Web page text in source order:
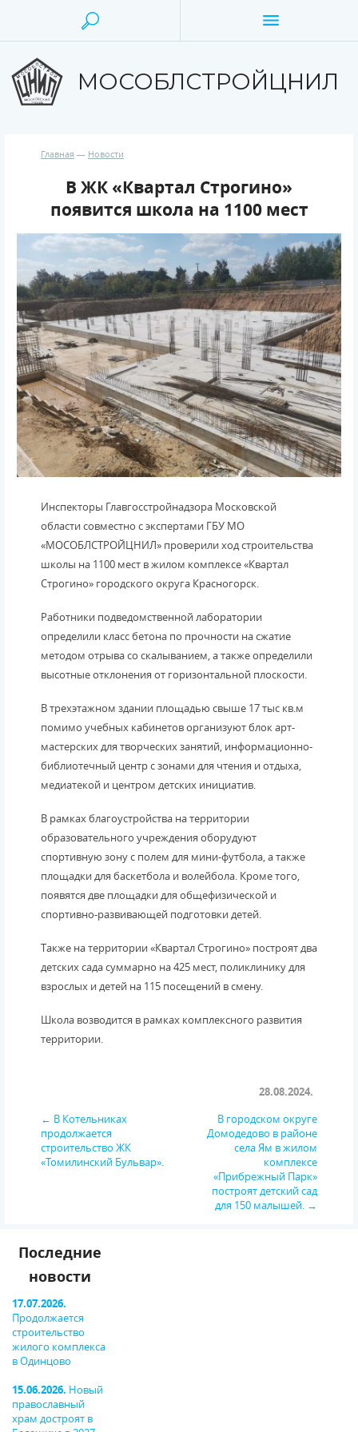
МОСОБЛСТРОЙЦНИЛ
Главная Новости
В ЖК «Квартал Строгино»
появится школа на 1100 мест
Инспекторы Главгосстройнадзора Московской
области совместно с экспертами ГБУ МО
«МОСОБЛСТРОЙЦНИЛ» проверили ход строительства
школы на 1100 мест в жилом комплексе «Квартал
Строгино» городского округа Красногорск.
Работники подведомственной лаборатории
определили класс бетона по прочности на сжатие
методом отрыва со скалыванием, а также определили
высотные отклонения от горизонтальной плоскости.
В трехэтажном здании площадью свыше 17 тыс кв.м
помимо учебных кабинетов организуют блок арт-
мастерских для творческих занятий, информационно-
библиотечный центр с зонами для чтения и отдыха,
медиатекой и центром детских инициатив.
В рамках благоустройства на территории
образовательного учреждения оборудуют
спортивную зону с полем для мини-футбола, а также
площадки для баскетбола и волейбола. Кроме того,
появятся две площадки для общефизической и
спортивно-развивающей подготовки детей.
Также на территории «Квартал Строгино» построят два
детских сада суммарно на 425 мест, поликлинику для
взрослых и детей на 115 посещений в смену.
Школа возводится в рамках комплексного развития
территории.
28.08.2024.
← В Котельниках
продолжается
строительство ЖК
«Томилинский Бульвар».
В городском округе
Домодедово в районе
села Ям в жилом
комплексе
«Прибрежный Парк»
построят детский сад
для 150 малышей. →
Последние
новости
17.07.2026.
Продолжается
строительство
жилого комплекса
в Одинцово
15.06.2026. Новый
православный
храм достроят в